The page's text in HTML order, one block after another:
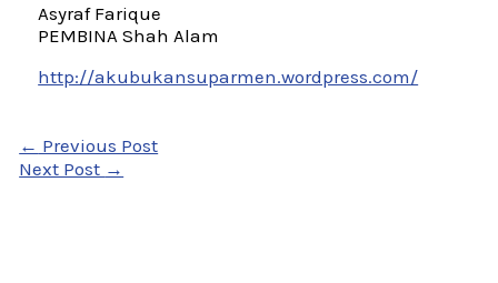
Asyraf Farique
PEMBINA Shah Alam
http://akubukansuparmen.wordpress.com/
← Previous Post
Next Post →